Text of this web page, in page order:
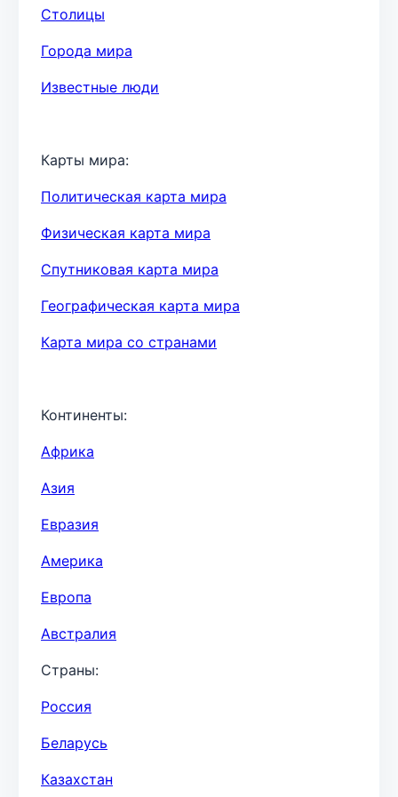
Столицы
Города мира
Известные люди
Карты мира:
Политическая карта мира
Физическая карта мира
Спутниковая карта мира
Географическая карта мира
Карта мира со странами
Континенты:
Африка
Азия
Евразия
Америка
Европа
Австралия
Страны:
Россия
Беларусь
Казахстан